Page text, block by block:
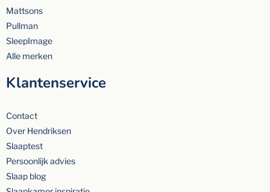
Mattsons
Pullman
SleepImage
Alle merken
Klantenservice
Contact
Over Hendriksen
Slaaptest
Persoonlijk advies
Slaap blog